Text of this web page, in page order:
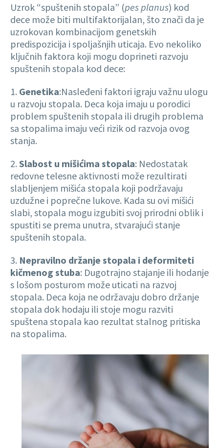
Uzrok “spuštenih stopala” (pes planus) kod
dece može biti multifaktorijalan, što znači da je
uzrokovan kombinacijom genetskih
predispozicija i spoljašnjih uticaja. Evo nekoliko
ključnih faktora koji mogu doprineti razvoju
spuštenih stopala kod dece:
1. Genetika:Nasleđeni faktori igraju važnu ulogu
u razvoju stopala. Deca koja imaju u porodici
problem spuštenih stopala ili drugih problema
sa stopalima imaju veći rizik od razvoja ovog
stanja.
2. Slabost u mišićima stopala: Nedostatak
redovne telesne aktivnosti može rezultirati
slabljenjem mišića stopala koji podržavaju
uzdužne i poprečne lukove. Kada su ovi mišići
slabi, stopala mogu izgubiti svoj prirodni oblik i
spustiti se prema unutra, stvarajući stanje
spuštenih stopala.
3. Nepravilno držanje stopala i deformiteti
kičmenog stuba: Dugotrajno stajanje ili hodanje
s lošom posturom može uticati na razvoj
stopala. Deca koja ne održavaju dobro držanje
stopala dok hodaju ili stoje mogu razviti
spuštena stopala kao rezultat stalnog pritiska
na stopalima.